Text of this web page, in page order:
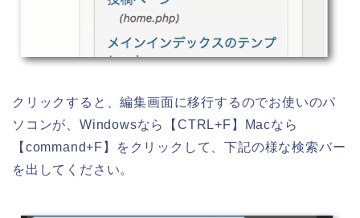
クリックすると、編集画面に移行するのでお使いのパ
ソコンが、Windowsなら【CTRL+F】Macなら
【command+F】をクリックして、下記の様な検索バー
を出してください。